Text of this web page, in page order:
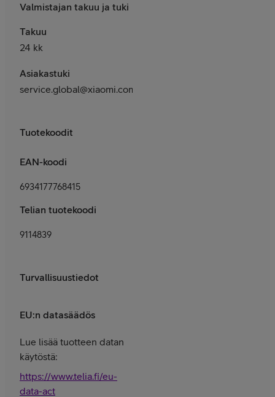
Valmistajan takuu ja tuki
Takuu
24 kk
Asiakastuki
service.global@xiaomi.com
Tuotekoodit
EAN-koodi
6934177768415
Telian tuotekoodi
9114839
Turvallisuustiedot
EU:n datasäädös
Lue lisää tuotteen datan
käytöstä:
https://www.telia.fi/eu-
data-act